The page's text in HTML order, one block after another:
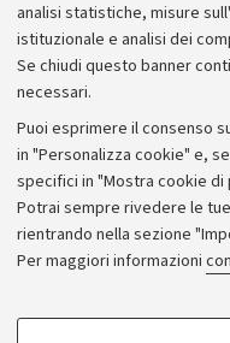
analisi statistiche, misure
istituzionale e analisi dei
Se chiudi questo banner
necessari.
Puoi esprimere il consenso
in "Personalizza cookie" e,
specifici in "Mostra cookie di
Potrai sempre rivedere le
rientrando nella sezione
Per maggiori informazioni
COOKIE DI